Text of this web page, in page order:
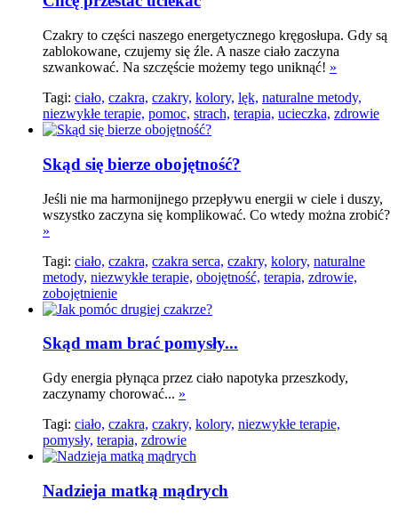
Czakry to części naszego energetycznego kręgosłupa. Gdy są
zablokowane, czujemy się źle. A nasze ciało zaczyna
szwankować. Na szczęście możemy tego uniknąć! »
Tagi: ciało, czakra, czakry, kolory, lęk, naturalne metody,
niezwykłe terapie, pomoc, strach, terapia, ucieczka, zdrowie
Skąd się bierze obojętność?
Jeśli nie ma harmonijnego przepływu energii w ciele i duszy,
wszystko zaczyna się komplikować. Co wtedy można zrobić?
»
Tagi: ciało, czakra, czakra serca, czakry, kolory, naturalne
metody, niezwykłe terapie, obojętność, terapia, zdrowie,
zobojętnienie
Skąd mam brać pomysły...
Gdy energia płynąca przez ciało napotyka przeszkody,
zaczynamy chorować... »
Tagi: ciało, czakra, czakry, kolory, niezwykłe terapie,
pomysły, terapia, zdrowie
Nadzieja matką mądrych